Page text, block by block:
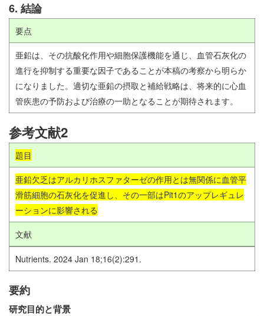
6. 結論
要点
亜鉛は、その抗酸化作用や細胞保護機能を通じ、血管石灰化の
進行を抑制する重要な因子であることが本稿の考察から明らか
になりました。適切な亜鉛の摂取と補給戦略は、将来的に心血
管疾患の予防および治療の一助となることが期待されます。
参考文献2
題目
亜鉛欠乏はアルカリホスファターゼの作用とは無関係に血管平
滑筋細胞の石灰化を促進し、その一部はPit1のアップレギュレ
ーションに影響される
文献
Nutrients. 2024 Jan 18;16(2):291.
要約
研究目的と背景